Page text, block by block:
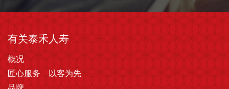
有关泰禾人寿
概况
匠心服务 以客为先